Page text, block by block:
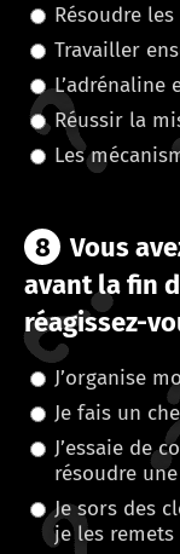
Résoudre
Travailler
L’adrénaline
Réussir la
Les
8 Vous
avant la fin
réagissez-
J’organise
Je fais un
J’essaie de
résoudre
Je sors des
je les